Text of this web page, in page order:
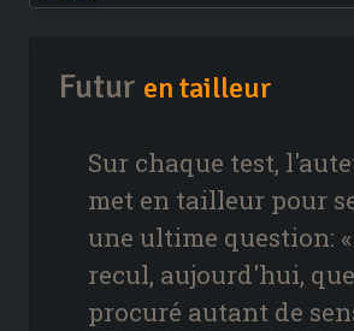
Futur en tailleur
Sur chaque test,
met en tailleur pour
une ultime question:
recul, aujourd'hui,
procuré autant de